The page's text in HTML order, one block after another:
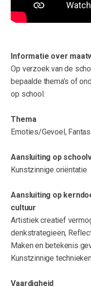
Informatie over
Op verzoek van de
bepaalde thema’s of
op school.
Thema
Emoties/Gevoel,
Aansluiting op
Kunstzinnige oriëntatie
Aansluiting op
cultuur
Artistiek creatief
denkstrategieën,
Maken en betekenis
Kunstzinnige
Vaardigheid